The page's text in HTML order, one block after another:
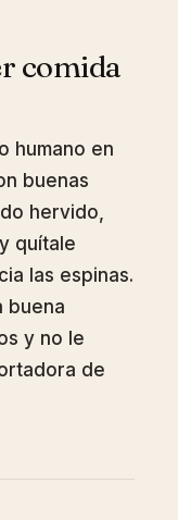
comida
humano en
buenas
hervido,
quítale
las espinas.
buena
y no le
de